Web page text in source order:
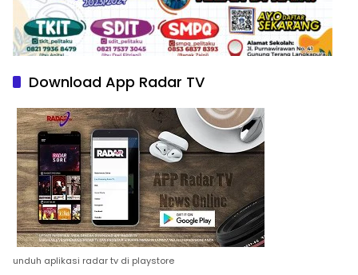
Download App Radar TV
unduh aplikasi radar tv di playstore